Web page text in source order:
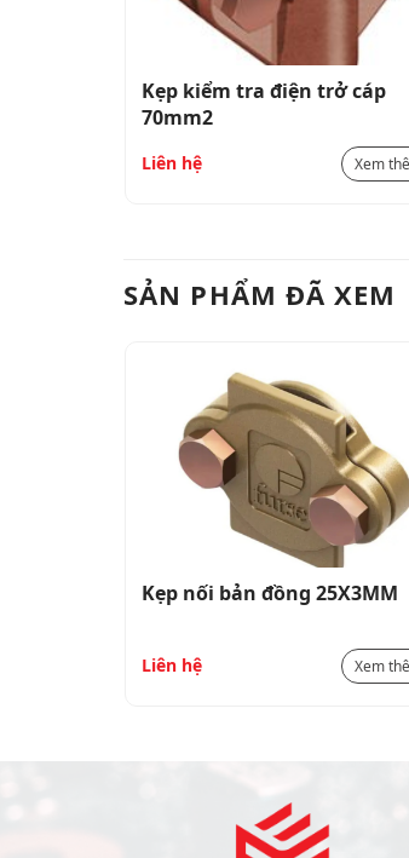
Kẹp kiểm tra điện trở cáp
70mm2
Liên hệ Xem
SẢN PHẨM ĐÃ XEM
Kẹp nối bản đồng 25X3MM
Liên hệ Xem